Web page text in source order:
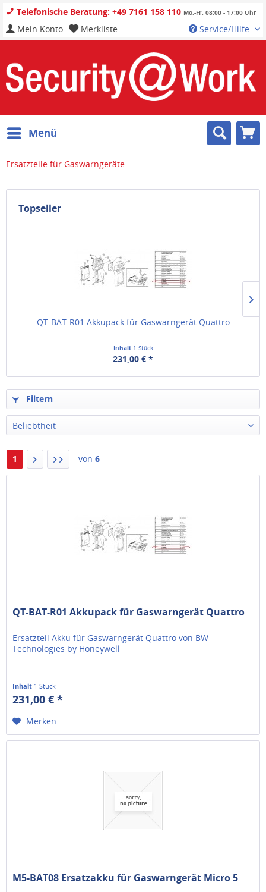
Telefonische Beratung: +49 7161 158 110 Mo.-Fr. 08:00 - 17:00 Uhr
Service/Hilfe
Mein Konto Merkliste
Menü
Ersatzteile für Gaswarngeräte
Topseller
QT-BAT-R01 Akkupack für Gaswarngerät Quattro
Inhalt 1 Stück
231,00 € *
Filtern
Beliebtheit
1 von 6
QT-BAT-R01 Akkupack für Gaswarngerät Quattro
Ersatzteil Akku für Gaswarngerät Quattro von BW
Technologies by Honeywell
Inhalt 1 Stück
231,00 € *
Merken
M5-BAT08 Ersatzakku für Gaswarngerät Micro 5